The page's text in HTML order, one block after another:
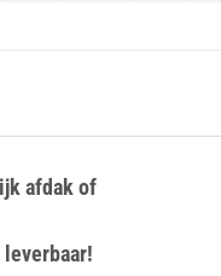
afdak of